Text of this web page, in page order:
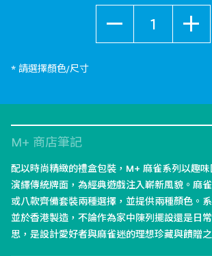
* 請選擇顏色/尺寸
M+ 商店筆記
配以時尚精緻的禮盒包裝，M+ 麻雀系列以趣
演繹傳統牌面，為經典遊戲注入嶄新風貌。麻
或八款齊備套裝兩種選擇，並提供兩種顏色。
並於香港製造，不論作為家中陳列擺設還是日
思，是設計愛好者與麻雀迷的理想珍藏與饋贈之